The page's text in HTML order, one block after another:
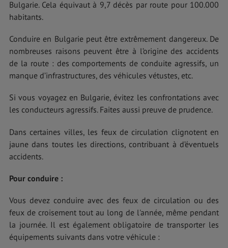
Bulgarie. Cela équivaut à 9,7 décès par route pour 100.000
habitants.
Conduire en Bulgarie peut être extrêmement dangereux. De
nombreuses raisons peuvent être à l’origine des accidents
de la route : des comportements de conduite agressifs, un
manque d’infrastructures, des véhicules vétustes, etc.
Si vous voyagez en Bulgarie, évitez les confrontations avec
les conducteurs agressifs. Faites aussi preuve de prudence.
Dans certaines villes, les feux de circulation clignotent en
jaune dans toutes les directions, contribuant à d’éventuels
accidents.
Pour conduire :
Vous devez conduire avec des feux de circulation ou des
feux de croisement tout au long de l'année, même pendant
la journée. Il est également obligatoire de transporter les
équipements suivants dans votre véhicule :